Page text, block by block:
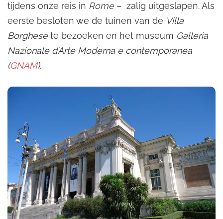
tijdens onze reis in Rome– zalig uitgeslapen. Als
eerste besloten we de tuinen van de Villa
Borghesete bezoeken en het museum Galleria
Nazionale d’Arte Moderna e contemporanea
(GNAM).